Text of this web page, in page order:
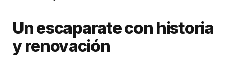
Un escaparate con historia
y renovación